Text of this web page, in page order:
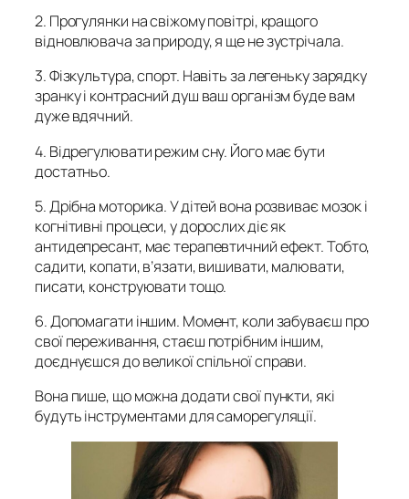
2. Прогулянки на свіжому повітрі, кращого
відновлювача за природу, я ще не зустрічала.
3. Фізкультура, спорт. Навіть за легеньку зарядку
зранку і контрасний душ ваш організм буде вам
дуже вдячний.
4. Відрегулювати режим сну. Його має бути
достатньо.
5. Дрібна моторика. У дітей вона розвиває мозок і
когнітивні процеси, у дорослих діє як
антидепресант, має терапевтичний ефект. Тобто,
садити, копати, в’язати, вишивати, малювати,
писати, конструювати тощо.
6. Допомагати іншим. Момент, коли забуваєш про
свої переживання, стаєш потрібним іншим,
доєднуєшся до великої спільної справи.
Вона пише, що можна додати свої пункти, які
будуть інструментами для саморегуляції.